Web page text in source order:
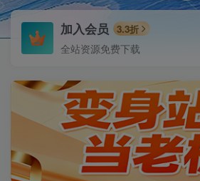
加入会员 3.3折
全站资源免费下载